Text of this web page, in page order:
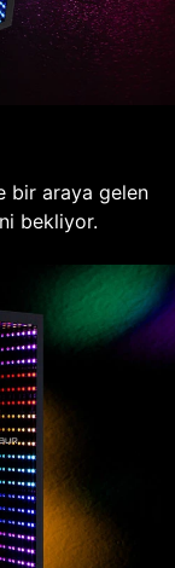
bir araya gelen
bekliyor.